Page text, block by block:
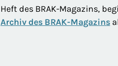
Heft des BRAK-Magazins,
Archiv des BRAK-Magazins